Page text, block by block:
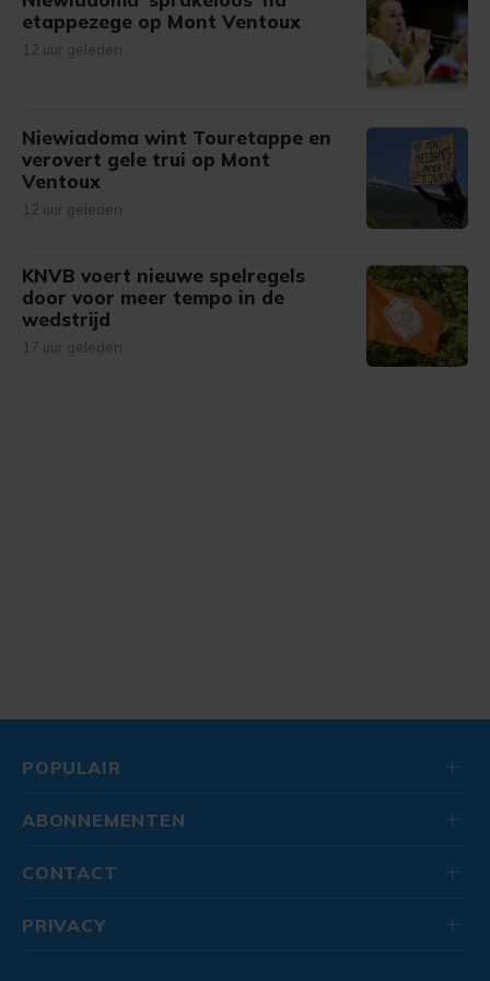
etappezege op Mont Ventoux
12 uur geleden
Niewiadoma wint Touretappe en
verovert gele trui op Mont
Ventoux
12 uur geleden
KNVB voert nieuwe spelregels
door voor meer tempo in de
wedstrijd
17 uur geleden
POPULAIR
ABONNEMENTEN
CONTACT
PRIVACY